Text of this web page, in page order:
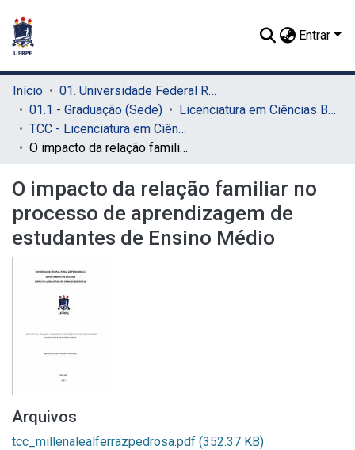
Entrar
Início
01. Universidade Federal Rural de Pernambuco - UFRPE (Sede)
01.1 - Graduação (Sede)
Licenciatura em Ciências Biológicas (Sede)
TCC - Licenciatura em Ciências Biológicas (Sede)
O impacto da relação familiar no processo de aprendizagem de estudantes de Ensino Médio
O impacto da relação familiar no
processo de aprendizagem de
estudantes de Ensino Médio
Arquivos
tcc_millenalealferrazpedrosa.pdf (352.37 KB)